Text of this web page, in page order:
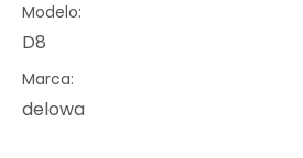
Modelo:
D8
Marca:
delowa